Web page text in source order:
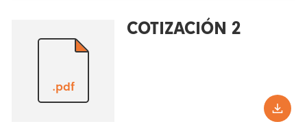
.pdf
COTIZACIÓN 2